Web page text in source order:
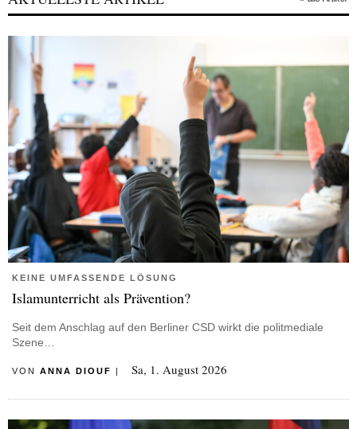
Einblickwar sie bereits als freie Autorin bekannt, bevor sie im
Herbst 2024 in die Redaktion des Magazins wechselte.
Als freie Konzertsängerin bleibt sie der Musikwelt zumindest in
Teilen erhalten.
KEINE UMFASSENDE LÖSUNG
Islamunterricht als Prävention?
Seit dem Anschlag auf den Berliner CSD wirkt die politmediale
Szene…
VON ANNA DIOUF | Sa, 1. August 2026